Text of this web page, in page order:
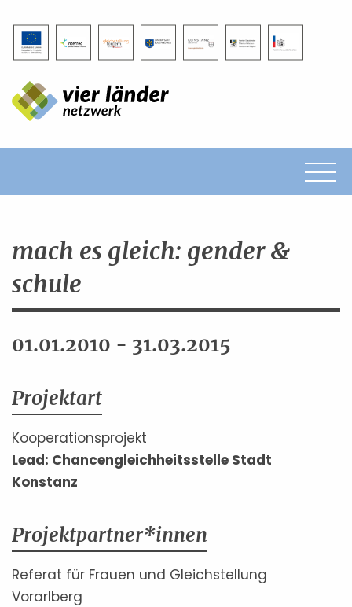
Datenschutz
mach es gleich: gender &
schule
01.01.2010 - 31.03.2015
Projektart
Kooperationsprojekt
Lead: Chancengleichheitsstelle Stadt
Konstanz
Projektpartner*innen
Referat für Frauen und Gleichstellung
Vorarlberg